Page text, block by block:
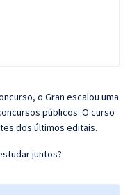
o Gran escalou uma
públicos. O curso
dos últimos editais.
juntos?